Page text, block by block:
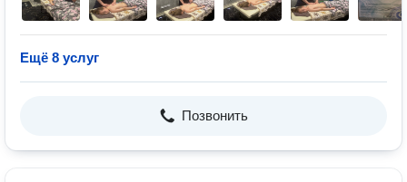
Ещё 8 услуг
Позвонить